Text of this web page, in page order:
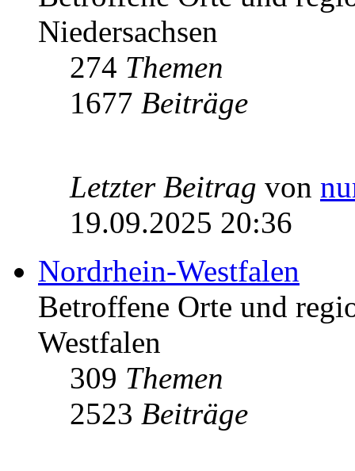
Niedersachsen
274 Themen
1677 Beiträge
Letzter Beitrag von
19.09.2025 20:36
Nordrhein-Westfalen
Betroffene Orte und
Westfalen
309 Themen
2523 Beiträge